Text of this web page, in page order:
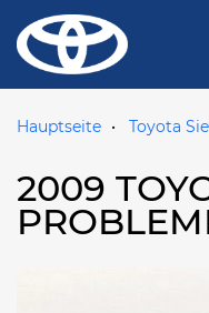
Hauptseite Toyota
2009